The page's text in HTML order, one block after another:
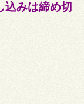
込みは締め切